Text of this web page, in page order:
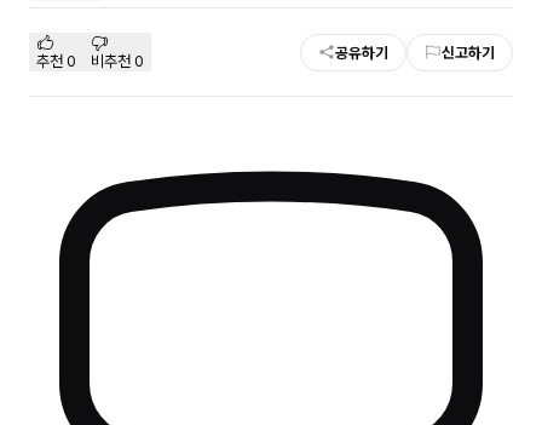
추천 0 비추천 0 공유하기 신고하기